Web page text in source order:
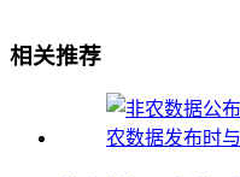
相关推荐